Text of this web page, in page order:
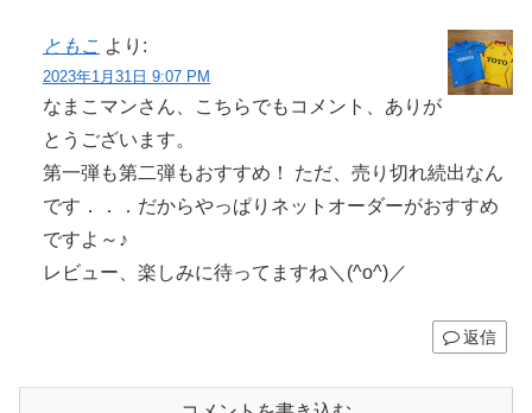
ともこ より:
2023年1月31日 9:07 PM
なまこマンさん、こちらでもコメント、ありが
とうございます。
第一弾も第二弾もおすすめ！ ただ、売り切れ続出なん
です．．．だからやっぱりネットオーダーがおすすめ
ですよ～♪
レビュー、楽しみに待ってますね＼(^o^)／
返信